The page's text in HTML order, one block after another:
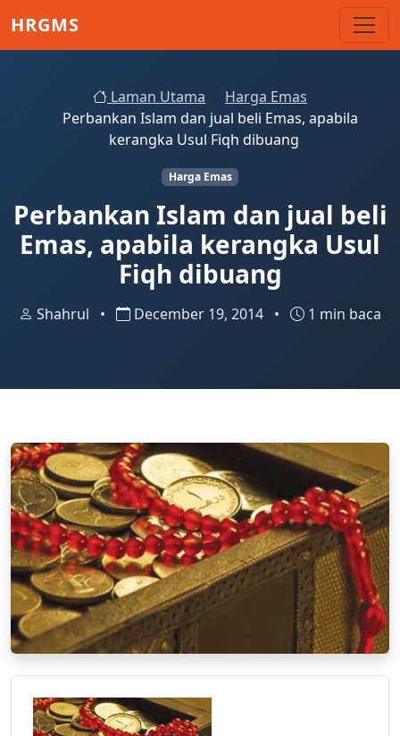
HRGMS
Laman Utama
Harga Emas
Perbankan Islam dan jual beli Emas, apabila
kerangka Usul Fiqh dibuang
Harga Emas
Perbankan Islam dan jual beli
Emas, apabila kerangka Usul
Fiqh dibuang
Shahrul • December 19, 2014 • 1 min baca